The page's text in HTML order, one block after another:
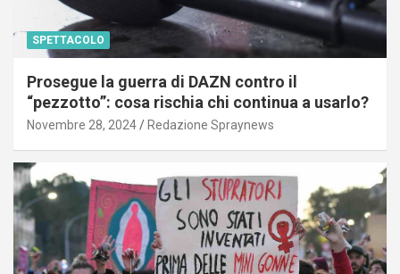
SPETTACOLO
Prosegue la guerra di DAZN contro il
“pezzotto”: cosa rischia chi continua a usarlo?
Novembre 28, 2024 Redazione Spraynews